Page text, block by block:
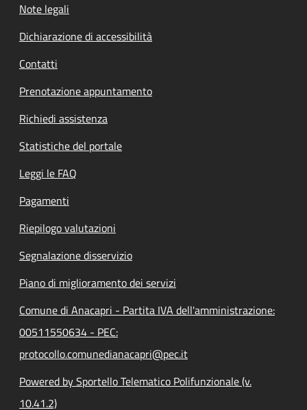
Note legali
Dichiarazione di accessibilità
Contatti
Prenotazione appuntamento
Richiedi assistenza
Statistiche del portale
Leggi le FAQ
Pagamenti
Riepilogo valutazioni
Segnalazione disservizio
Piano di miglioramento dei servizi
Comune di Anacapri - Partita IVA dell'amministrazione:
00511550634 - PEC:
protocollo.comunedianacapri@pec.it
Powered by Sportello Telematico Polifunzionale (v.
10.41.2)